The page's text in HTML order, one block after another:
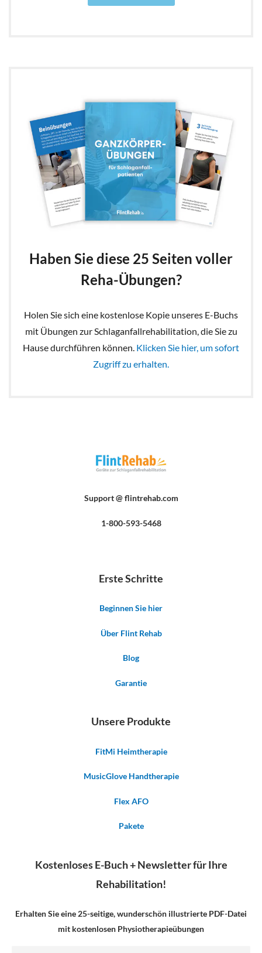
Haben Sie diese 25 Seiten voller
Reha-Übungen?
Holen Sie sich eine kostenlose Kopie unseres E-Buchs
mit Übungen zur Schlaganfallrehabilitation, die Sie zu
Hause durchführen können. Klicken Sie hier, um sofort
Zugriff zu erhalten.
Support @ flintrehab.com
1-800-593-5468
Erste Schritte
Beginnen Sie hier
Über Flint Rehab
Blog
Garantie
Unsere Produkte
FitMi Heimtherapie
MusicGlove Handtherapie
Flex AFO
Pakete
Kostenloses E-Buch + Newsletter für Ihre
Rehabilitation!
Erhalten Sie eine 25-seitige, wunderschön illustrierte PDF-Datei
mit kostenlosen Physiotherapieübungen